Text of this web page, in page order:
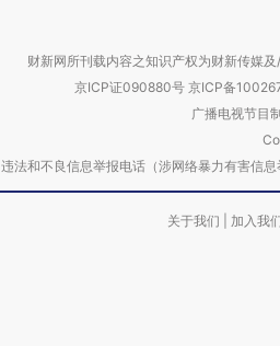
财新网所刊载内容之知识产权为财新传媒
京ICP证090880号 京ICP备
广播电视节目
违法和不良信息举报电话（涉网络暴力有害
关于我们 加入我